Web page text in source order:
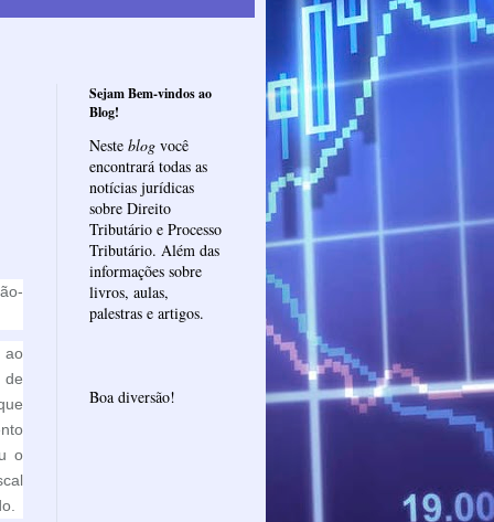
ao
o
Sejam Bem-vindos ao
Blog!
Neste blog você
encontrará todas as
notícias jurídicas
sobre Direito
Tributário e Processo
Tributário. Além das
informações sobre
livros, aulas,
palestras e artigos.
Boa diversão!